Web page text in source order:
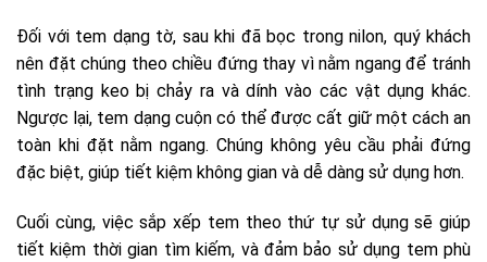
Đối với tem dạng tờ, sau khi đã bọc trong nilon, quý khách
nên đặt chúng theo chiều đứng thay vì nằm ngang để tránh
tình trạng keo bị chảy ra và dính vào các vật dụng khác.
Ngược lại, tem dạng cuộn có thể được cất giữ một cách an
toàn khi đặt nằm ngang. Chúng không yêu cầu phải đứng
đặc biệt, giúp tiết kiệm không gian và dễ dàng sử dụng hơn.
Cuối cùng, việc sắp xếp tem theo thứ tự sử dụng sẽ giúp
tiết kiệm thời gian tìm kiếm, và đảm bảo sử dụng tem phù